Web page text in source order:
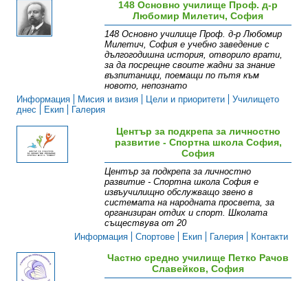
148 Основно училище Проф. д-р
Любомир Милетич, София
148 Основно училище Проф. д-р Любомир
Милетич, София е учебно заведение с
дългогодишна история, отворило врати,
за да посрещне своите жадни за знание
възпитаници, поемащи по пътя към
новото, непознато
Информация
Мисия и визия Цели и приоритети
Училището
днес
Екип Галерия
Център за подкрепа за личностно
развитие - Спортна школа София,
София
Център за подкрепа за личностно
развитие - Спортна школа София е
извъучилищно обслужващо звено в
системата на народната просвета, за
организиран отдих и спорт. Школата
съществува от 20
Информация
Спортове Екип Галерия Контакти
Частно средно училище Петко Рачов
Славейков, София